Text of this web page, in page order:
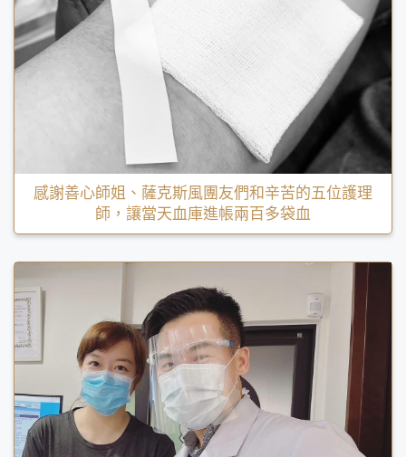
感謝善心師姐、薩克斯風團友們和辛苦的五位護理
師，讓當天血庫進帳兩百多袋血